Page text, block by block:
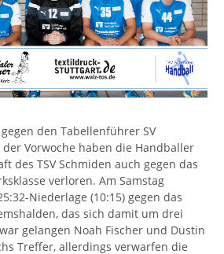
den Tabellenführer SV
Vorwoche haben die Handballer
des TSV Schmiden auch gegen das
verloren. Am Samstag
Niederlage (10:15) gegen das
das sich damit um drei
gelangen Noah Fischer und Dustin
Treffer, allerdings verwarfen die